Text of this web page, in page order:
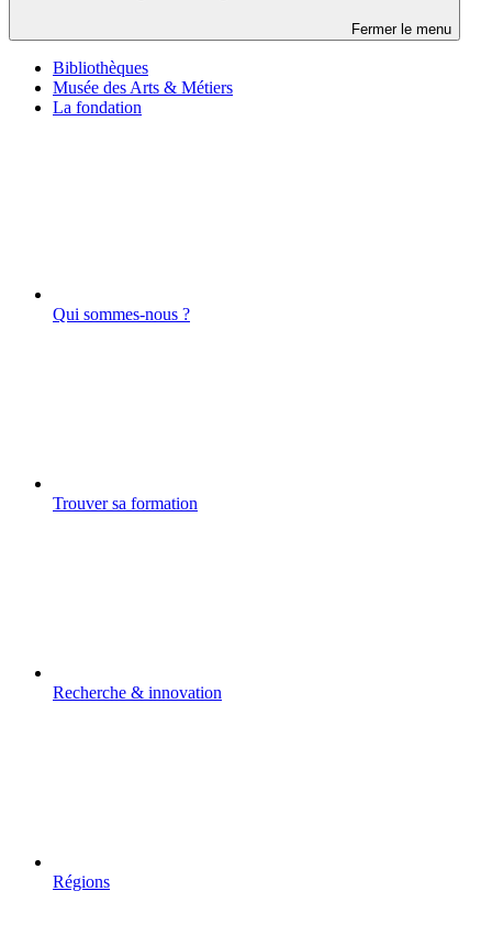
Fermer le menu
Bibliothèques
Musée des Arts & Métiers
La fondation
Qui sommes-nous ?
Trouver sa formation
Recherche & innovation
Régions